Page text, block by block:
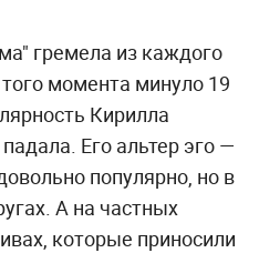
гремела из каждого
момента минуло 19
Кирилла
Его альтер эго —
популярно, но в
А на частных
которые приносили